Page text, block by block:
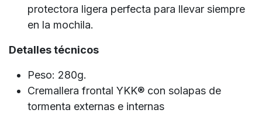
protectora ligera perfecta para llevar siempre
en la mochila.
Detalles técnicos
Peso: 280g.
Cremallera frontal YKK® con solapas de
tormenta externas e internas